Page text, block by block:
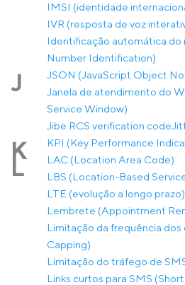
IMSI (identidade
IVR (resposta de voz
Identificação automática
Number Identification)
J
JSON (JavaScript Object
Janela de atendimento do
Service Window)
Jibe RCS verification code
K KPI (Key Performance
L
LAC (Location Area Code)
LBS (Location-Based
LTE (evolução a longo prazo)
Lembrete (Appointment
Limitação da frequência dos
Capping)
Limitação do tráfego de
Links curtos para SMS